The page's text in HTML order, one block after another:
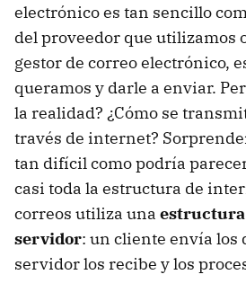
electrónico es tan sencillo
del proveedor que utilizamos
gestor de correo electrónico,
queramos y darle a enviar.
la realidad? ¿Cómo se
través de internet?
tan difícil como podría
casi toda la estructura de
correos utiliza una
servidor: un cliente envía los
servidor los recibe y los